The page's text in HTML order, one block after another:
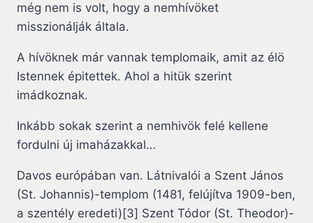
még nem is volt, hogy a nemhívöket
misszionálják általa.
A hívöknek már vannak templomaik, amit az élö
Istennek épitettek. Ahol a hitük szerint
imádkoznak.
Inkább sokak szerint a nemhivök felé kellene
fordulni új imaházakkal…
Davos európában van. Látnivalói a Szent János
(St. Johannis)-templom (1481, felújítva 1909-ben,
a szentély eredeti)[3] Szent Tódor (St. Theodor)-